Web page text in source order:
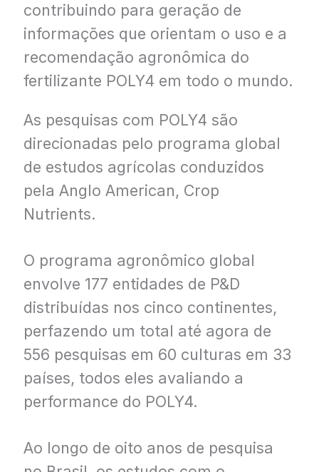
contribuindo para geração de
informações que orientam o uso e a
recomendação agronômica do
fertilizante POLY4 em todo o mundo.
As pesquisas com POLY4 são
direcionadas pelo programa global
de estudos agrícolas conduzidos
pela Anglo American, Crop
Nutrients.
O programa agronômico global
envolve 177 entidades de P&D
distribuídas nos cinco continentes,
perfazendo um total até agora de
556 pesquisas em 60 culturas em 33
países, todos eles avaliando a
performance do POLY4.
Ao longo de oito anos de pesquisa